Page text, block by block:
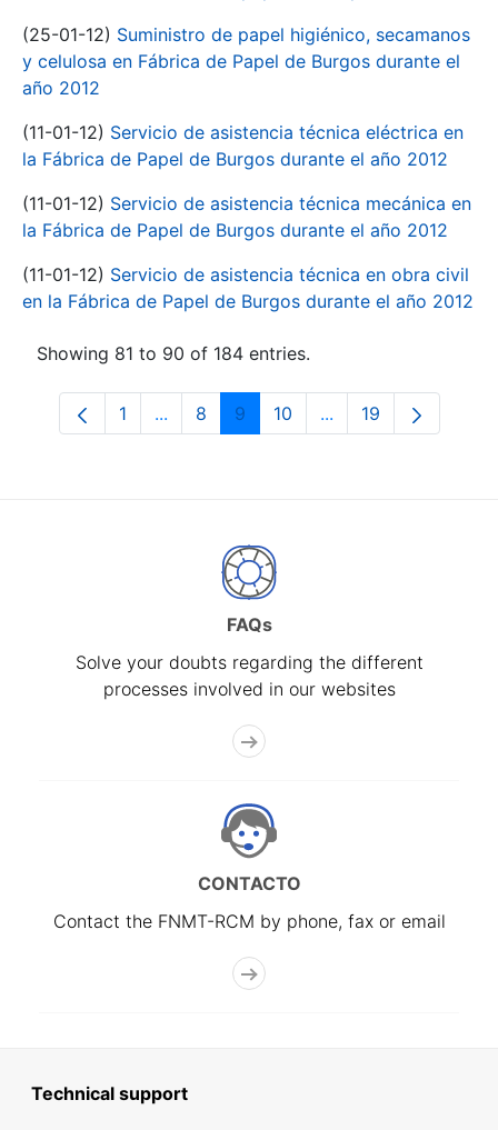
(25-01-12) Suministro de papel higiénico, secamanos
y celulosa en Fábrica de Papel de Burgos durante el
año 2012
(11-01-12) Servicio de asistencia técnica eléctrica en
la Fábrica de Papel de Burgos durante el año 2012
(11-01-12) Servicio de asistencia técnica mecánica en
la Fábrica de Papel de Burgos durante el año 2012
(11-01-12) Servicio de asistencia técnica en obra civil
en la Fábrica de Papel de Burgos durante el año 2012
Showing 81 to 90 of 184 entries.
Page
1 ...Intermediate Pages Use TAB to
Page
8 Page
9 Page
10 ...Intermediate Pages
Page
19
FAQs
Solve your doubts regarding the different
processes involved in our websites
CONTACTO
Contact the FNMT-RCM by phone, fax or email
Technical support